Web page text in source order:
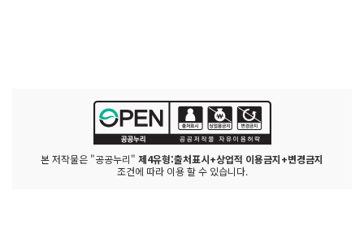
본 저작물은 "공공누리" 제4유형:출처표시+상업적 이용금지+변경금지
조건에 따라 이용 할 수 있습니다.